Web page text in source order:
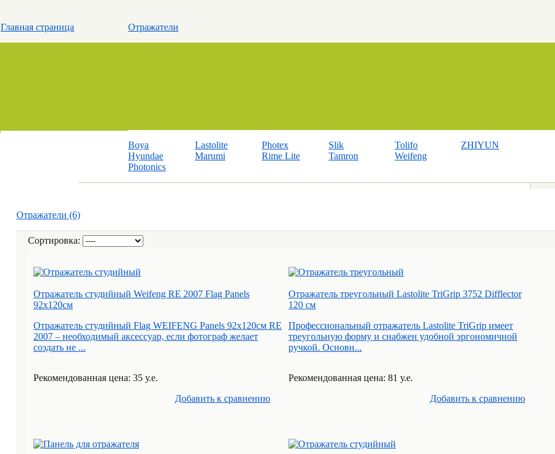
Главная страница Отражатели
Boya
Hyundae
Photonics
Lastolite
Marumi
Photex
Rime Lite
Slik
Tamron
Tolifo
Weifeng
ZHIYUN
Отражатели (6)
Сортировка:
Отражатель студийный Weifeng RE 2007 Flag Panels
92х120см
Отражатель студийный Flag WEIFENG Panels 92x120см RE
2007 – необходимый аксессуар, если фотограф желает
создать не ...
Рекомендованная цена: 35 у.е.
Добавить к cравнению
Отражатель треугольный Lastolite TriGrip 3752 Difflector
120 см
Профессиональный отражатель Lastolite TriGrip имеет
треугольную форму и снабжен удобной эргономичной
ручкой. Основн...
Рекомендованная цена: 81 у.е.
Добавить к cравнению